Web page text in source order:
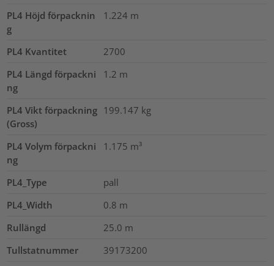
PL4 Höjd förpacknin
g
1.224 m
PL4 Kvantitet
2700
PL4 Längd förpackni
ng
1.2 m
PL4 Vikt förpackning
(Gross)
199.147 kg
PL4 Volym förpackni
ng
1.175 m³
PL4_Type
pall
PL4_Width
0.8 m
Rullängd
25.0 m
Tullstatnummer
39173200